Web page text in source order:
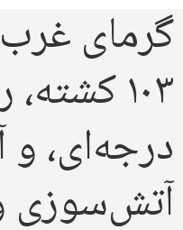
گرمای غرب
درجه‌ای، و
آتش‌سوزی